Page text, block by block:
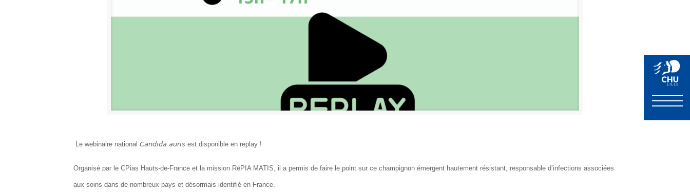
Le webinaire national 𝘊𝘢𝘯𝘥𝘪𝘥𝘢 𝘢𝘶𝘳𝘪𝘴 est disponible en replay !
Organisé par le CPias Hauts-de-France et la mission RéPIA MATIS, il a permis de faire le point sur ce champignon émergent hautement résistant, responsable d’infections associées
aux soins dans de nombreux pays et désormais identifié en France.